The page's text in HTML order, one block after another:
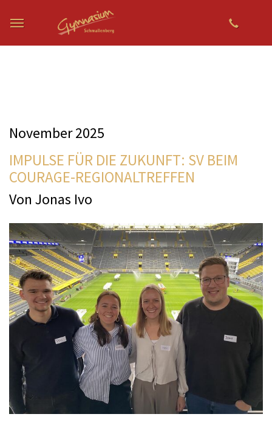
November 2025
IMPULSE FÜR DIE ZUKUNFT: SV BEIM
COURAGE-REGIONALTREFFEN
Von Jonas Ivo